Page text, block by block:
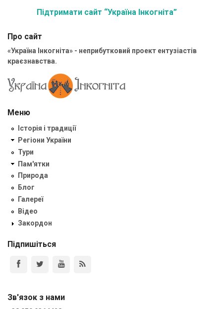
Підтримати сайт “Україна Інкогніта”
Про сайт
«Україна Інкогніта» - неприбутковий проект ентузіастів
краєзнавства.
Меню
Історія і традиції
Регіони України
Тури
Пам'ятки
Природа
Блог
Галереї
Відео
Закордон
Підпишіться
Зв'язок з нами